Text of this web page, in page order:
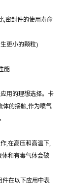
,密封件的使用寿命
更小的颗粒)
能
用的理想选择。卡
体的接触,作为喷气
,在高压和高温下,
和有毒气体会破
件在以下应用中表